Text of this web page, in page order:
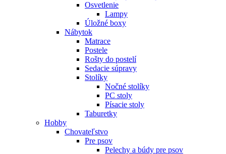
Osvetlenie
Lampy
Úložné boxy
Nábytok
Matrace
Postele
Rošty do postelí
Sedacie súpravy
Stolíky
Nočné stolíky
PC stoly
Písacie stoly
Taburetky
Hobby
Chovateľstvo
Pre psov
Pelechy a búdy pre psov